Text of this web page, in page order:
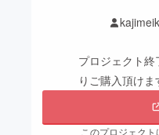
映像・映画
ビジネス・起業
まちづくり・
プロジェクト終
りご購入頂けま
このプロジェク